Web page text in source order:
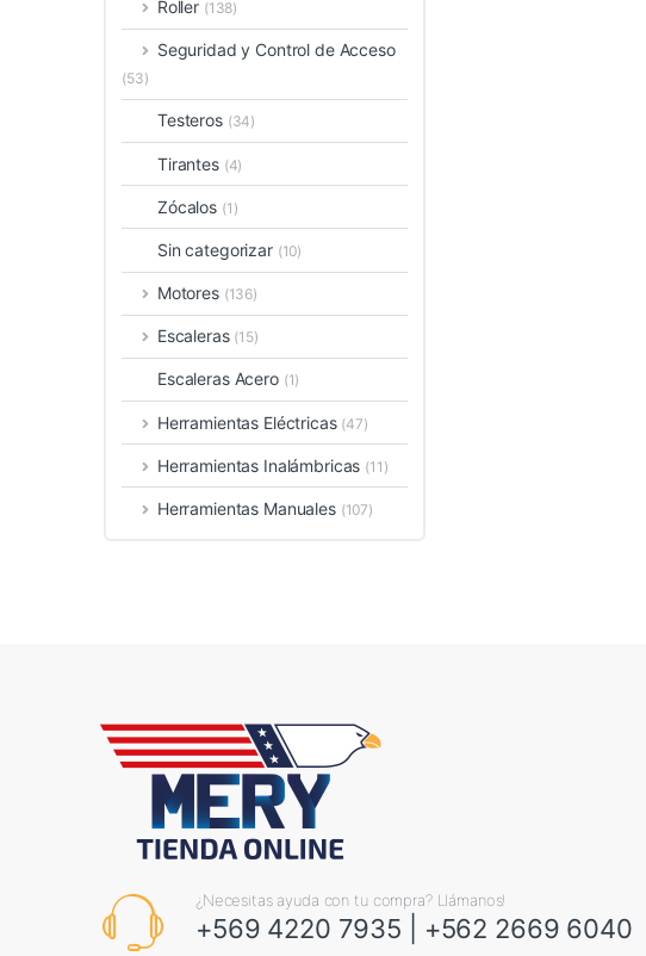
Roller (138)
Seguridad y Control de Acceso
(53)
Testeros (34)
Tirantes (4)
Zócalos (1)
Sin categorizar (10)
Motores (136)
Escaleras (15)
Escaleras Acero (1)
Herramientas Eléctricas (47)
Herramientas Inalámbricas (11)
Herramientas Manuales (107)
¿Necesitas ayuda con tu compra? Llámanos!
+569 4220 7935 +562 2669 6040